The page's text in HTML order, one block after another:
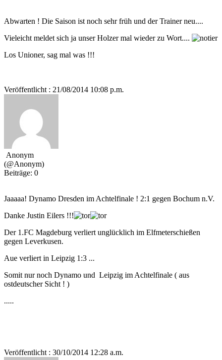
Abwarten ! Die Saison ist noch sehr früh und der Trainer neu....
Vieleicht meldet sich ja unser Holzer mal wieder zu Wort....
Los Unioner, sag mal was !!!
Veröffentlicht : 21/08/2014 10:08 p.m.
Anonym
(@Anonym)
Beiträge: 0
Jaaaaa! Dynamo Dresden im Achtelfinale ! 2:1 gegen Bochum n.V.
Danke Justin Eilers !!!
Der 1.FC Magdeburg verliert unglücklich im Elfmeterschießen
gegen Leverkusen.
Aue verliert in Leipzig 1:3 ...
Somit nur noch Dynamo und Leipzig im Achtelfinale ( aus
ostdeutscher Sicht ! )
.....
Veröffentlicht : 30/10/2014 12:28 a.m.